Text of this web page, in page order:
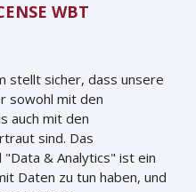
WBT
stellt sicher, dass unsere
sowohl mit den
auch mit den
sind. Das
"Data & Analytics" ist ein
Daten zu tun haben, und